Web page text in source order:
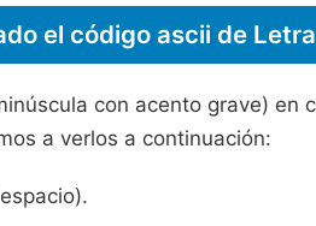
el código ascii de
con acento grave)
a verlos a continuación: